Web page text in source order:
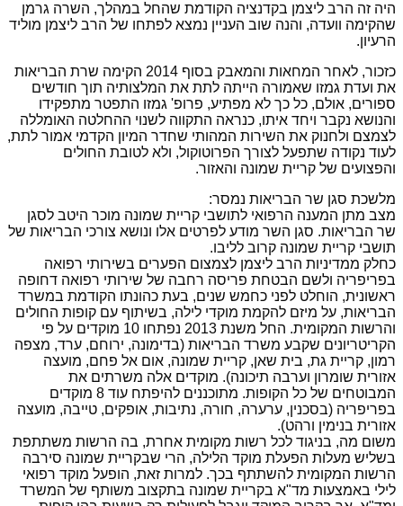
היה זה הרב ליצמן בקדנציה הקודמת שהחל במהלך, השרה גרמן
שהקימה וועדה, והנה שוב העניין נמצא לפתחו של הרב ליצמן מוליד
הרעיון.
כזכור, לאחר המחאות והמאבק בסוף 2014 הקימה שרת הבריאות
את ועדת גמזו שאמורה הייתה לתת את המלצותיה תוך חודשים
ספורים, אולם, כל כך לא מפתיע, פרופ' גמזו התפטר מתפקידו
והנושא נקבר ויחד איתו, כנראה התקווה לשנוי ההחלטה האומללה
לצמצם ולחנוק את השירות המהותי שחדר המיון הקדמי אמור לתת,
לעוד נקודה שתפעל לצורך הפרוטוקול, ולא לטובת החולים
והפצועים של קריית שמונה והאזור.
מלשכת סגן שר הבריאות נמסר:
מצב מתן המענה הרפואי לתושבי קריית שמונה מוכר היטב לסגן
שר הבריאות. סגן השר מודע לפרטים אלו ונושא צורכי הבריאות של
תושבי קריית שמונה קרוב לליבו.
כחלק ממדיניות הרב ליצמן לצמצום הפערים בשירותי רפואה
בפריפריה ולשם הבטחת פריסה רחבה של שירותי רפואה דחופה
ראשונית, הוחלט לפני כחמש שנים, בעת כהונתו הקודמת במשרד
הבריאות, על מיזם להקמת מוקדי לילה, בשיתוף עם קופות החולים
והרשות המקומית. החל משנת 2013 נפתחו 10 מוקדים על פי
הקריטריונים שקבע משרד הבריאות (בדימונה, ירוחם, ערד, מצפה
רמון, קריית גת, בית שאן, קריית שמונה, אום אל פחם, מועצה
אזורית שומרון וערבה תיכונה). מוקדים אלה משרתים את
המבוטחים של כל הקופות. מתוכננים להיפתח עוד 8 מוקדים
בפריפריה (בסכנין, ערערה, חורה, נתיבות, אופקים, טייבה, מועצה
אזורית בנימין ורהט).
משום מה, בניגוד לכל רשות מקומית אחרת, בה הרשות משתתפת
בשליש מעלות הפעלת מוקד הלילה, הרי שבקריית שמונה סירבה
הרשות המקומית להשתתף בכך. למרות זאת, הופעל מוקד רפואי
לילי באמצעות מד"א בקריית שמונה בתקצוב משותף של המשרד